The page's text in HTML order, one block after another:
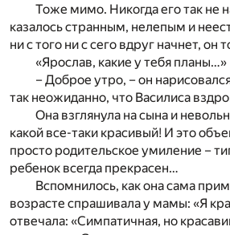
Тоже мимо. Никогда его так не
казалось странным, нелепым и
ни с того ни с сего вдруг начнет, он
«Ярослав, какие у тебя планы…»
– Доброе утро, – он
так неожиданно, что Василиса
Она взглянула на сына и
какой все-таки красивый! И это
просто родительское умиление –
ребенок всегда прекрасен…
Вспомнилось, как она сама
возрасте спрашивала у мамы: «Я
отвечала: «Симпатичная, но